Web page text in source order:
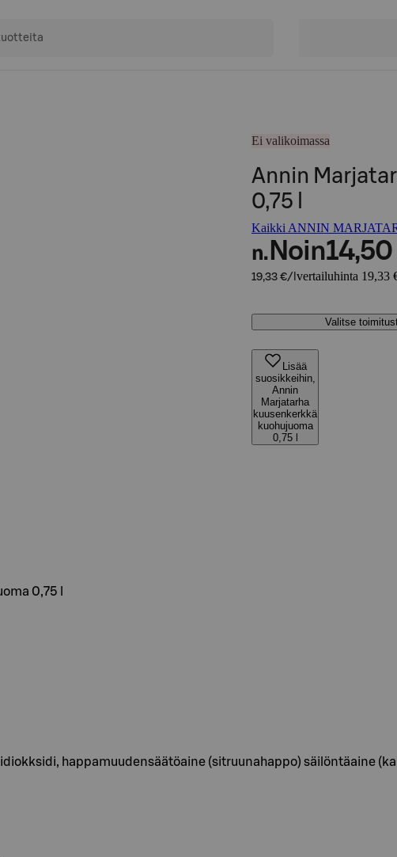
Ei valikoimassa
Annin
0,75 l
Kaikki ANNIN
n. Noin
19,33 €/l vertailuhinta 19,33
Valitse
Lisää
suosikkeihin,
Annin
Marjatarha
kuusenkerkkä
kuohujuoma
0,75 l
0,75 l
happamuudensäätöaine (sitruunahappo) säilöntäaine